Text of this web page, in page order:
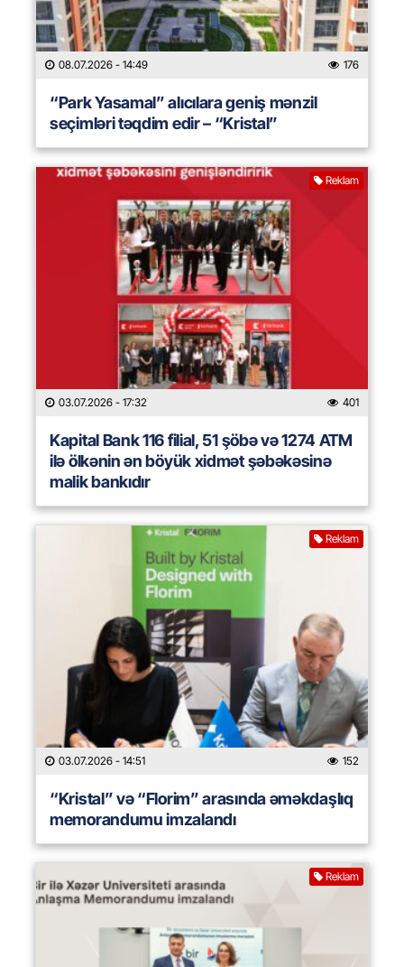
08.07.2026 - 14:49 176
“Park Yasamal” alıcılara geniş mənzil
seçimləri təqdim edir – “Kristal”
Reklam
03.07.2026 - 17:32 401
Kapital Bank 116 filial, 51 şöbə və 1274 ATM
ilə ölkənin ən böyük xidmət şəbəkəsinə
malik bankıdır
Reklam
03.07.2026 - 14:51 152
“Kristal” və “Florim” arasında əməkdaşlıq
memorandumu imzalandı
Reklam